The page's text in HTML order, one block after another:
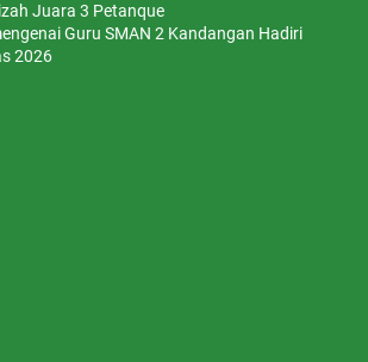
Juara 3 Petanque
Guru SMAN 2 Kandangan Hadiri
2026